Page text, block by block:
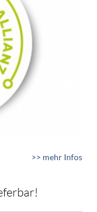
>> mehr Infos